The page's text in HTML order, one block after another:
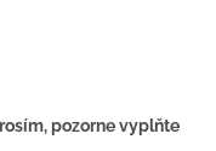
pozorne vyplňte